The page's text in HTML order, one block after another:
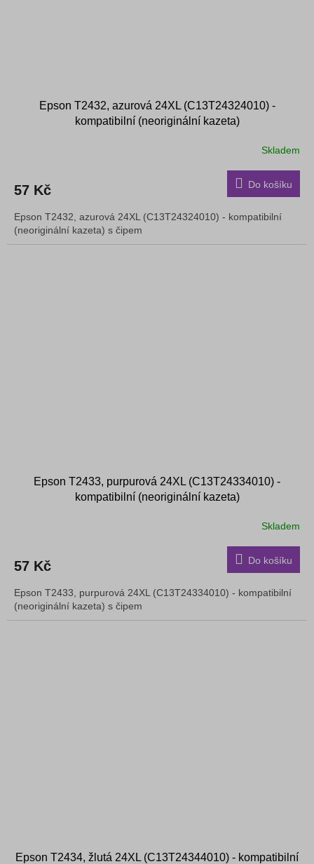
Epson T2432, azurová 24XL (C13T24324010) -
kompatibilní (neoriginální kazeta)
Skladem
57 Kč Do košíku
Epson T2432, azurová 24XL (C13T24324010) - kompatibilní
(neoriginální kazeta) s čipem
Epson T2433, purpurová 24XL (C13T24334010) -
kompatibilní (neoriginální kazeta)
Skladem
57 Kč Do košíku
Epson T2433, purpurová 24XL (C13T24334010) - kompatibilní
(neoriginální kazeta) s čipem
Epson T2434, žlutá 24XL (C13T24344010) - kompatibilní